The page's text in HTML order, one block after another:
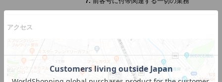
アクセス